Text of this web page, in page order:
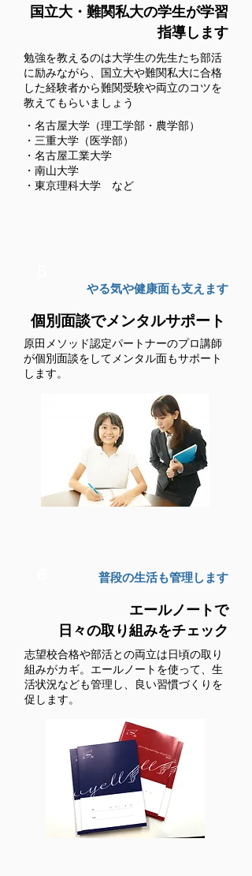
​国立大・難関私大の学生が学習
指導します
勉強を教えるのは大学生の先生たち​部活
に励みながら、国立大や難関私大に合格
した経験者から難関受験や両立のコツを
教えてもらいましょう
・名古屋大学（理工学部・農学部）
・三重大学（医学部）
・名古屋工業大学
・南山大学
・東京理科大学 など
やる気や健康面も支えます
個別面談で​メンタルサポート
原田メソッド認定パートナーのプロ講師
が個別面談をしてメンタル面もサポート
します。
普段の生活も管理します
エールノートで
​日々の取り組みをチェック
志望校合格や部活との両立は日頃の取り
組みがカギ。エールノートを使って、生
活状況なども管理し、良い習慣づくりを
促します。